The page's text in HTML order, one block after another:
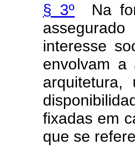
§ 3º Na
interesse
envolvam a
arquitetura,
fixadas em
que se